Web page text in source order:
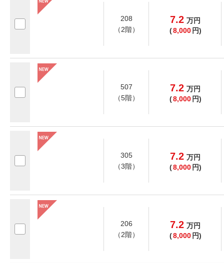
208
（2階）
7.2 万円
(8,000 円)
507
（5階）
7.2 万円
(8,000 円)
305
（3階）
7.2 万円
(8,000 円)
206
（2階）
7.2 万円
(8,000 円)